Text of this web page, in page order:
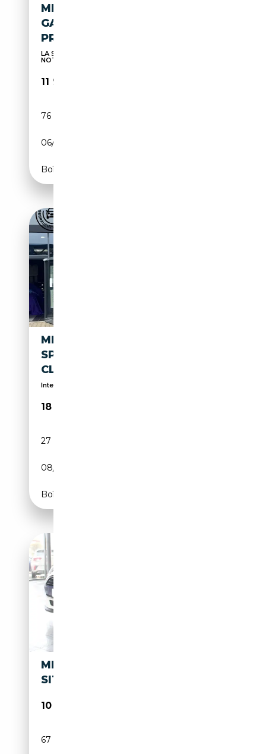
MINI COOPER 1.5I SPORT **
GARANTIE 12 MOIS ** 1ER
PROPRIÉTAIRE
LA SATISFACTION DE NOS CLIENTS TELLE EST
NOTRE DEV...
11 990€
76 143 km
06/2016
Boîte manuelle
MINI COOPER SE LED
SPORTSITZ DA NAVI LED
CLASSIC TRIM
Interessantes Leasing bei Jahreswagen
18 880€
27 517 km
08/2023
Boîte automatique
MINI COOPER 1.5
SITZHEIZUNG*TELEFON
10 970€
67 203 km